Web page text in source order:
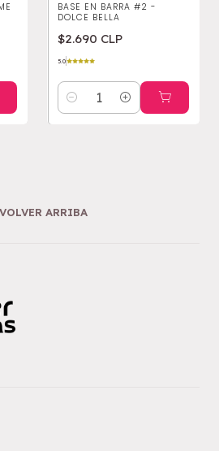
BASE EN BARRA #2 -
DOLCE BELLA
$2.690 CLP
5.0
Cantidad
VOLVER ARRIBA